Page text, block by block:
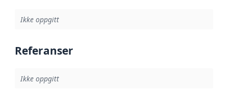
Ikke oppgitt
Referanser
Ikke oppgitt